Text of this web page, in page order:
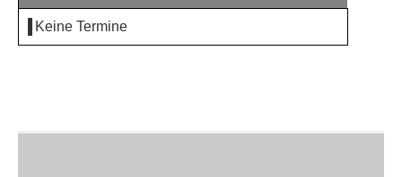
Keine Termine